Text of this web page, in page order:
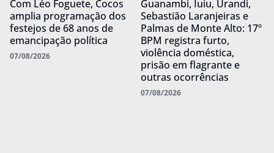
Com Léo Foguete, Cocos
amplia programação dos
festejos de 68 anos de
emancipação política
07/08/2026
Guanambi, Iuiu, Urandi,
Sebastião Laranjeiras e
Palmas de Monte Alto: 17º
BPM registra furto,
violência doméstica,
prisão em flagrante e
outras ocorrências
07/08/2026